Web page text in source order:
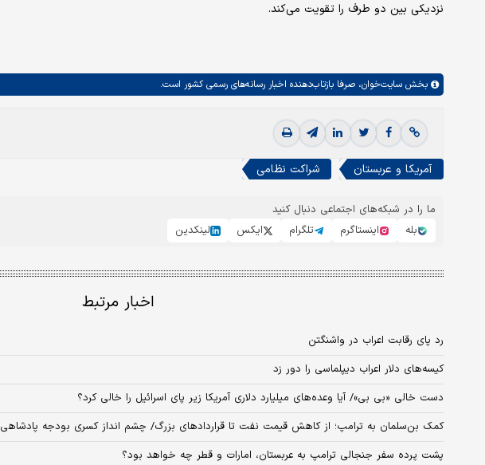
نزدیکی بین دو طرف را تقویت می‌کند.
بخش سایت‌خوان، صرفا بازتاب‌دهنده اخبار رسانه‌های رسمی کشور است.
آمریکا و عربستان شراکت نظامی
ما را در شبکه‌های اجتماعی دنبال کنید
بله
اینستاگرم تلگرام ایکس لینکدین
اخبار مرتبط
رد پای رقابت اعراب در واشنگتن
کیسه‌های دلار اعراب دیپلماسی را دور زد
دست خالی «بی بی»/ آیا وعده‌های میلیارد دلاری آمریکا زیر پای اسرائیل را خالی کرد؟
کمک بن‌سلمان به ترامپ؛ از کاهش قیمت نفت تا قراردادهای بزرگ/ چشم انداز کسری بودجه پادشاهی
پشت پرده سفر جنجالی ترامپ به عربستان، امارات و قطر چه خواهد بود؟